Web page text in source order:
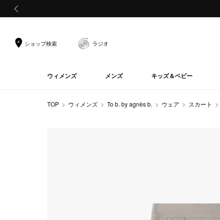
ショップ検索 ラジオ
ウィメンズ メンズ キッズ＆ベビー
TOP ウィメンズ To b. by agnès b. ウェア スカート